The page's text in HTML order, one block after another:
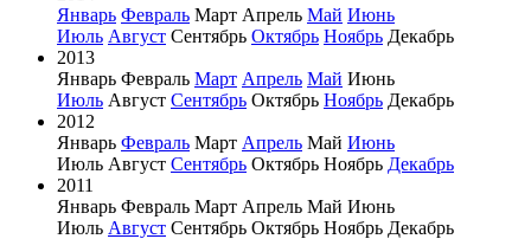
Январь Февраль Март Апрель Май Июнь
Июль Август Сентябрь Октябрь Ноябрь Декабрь
2013
Январь Февраль Март Апрель Май Июнь
Июль Август Сентябрь Октябрь Ноябрь Декабрь
2012
Январь Февраль Март Апрель Май Июнь
Июль Август Сентябрь Октябрь Ноябрь Декабрь
2011
Январь Февраль Март Апрель Май Июнь
Июль Август Сентябрь Октябрь Ноябрь Декабрь